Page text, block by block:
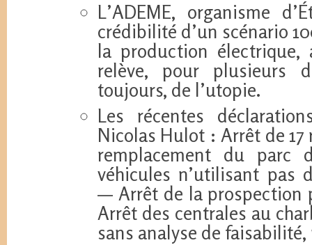
L’ADEME, organisme
crédibilité d’un scénario
la production électrique,
relève, pour plusieurs
toujours, de l’utopie.
Les récentes
Nicolas Hulot : Arrêt de
remplacement du parc
véhicules n’utilisant pas
— Arrêt de la prospection
Arrêt des centrales au
sans analyse de